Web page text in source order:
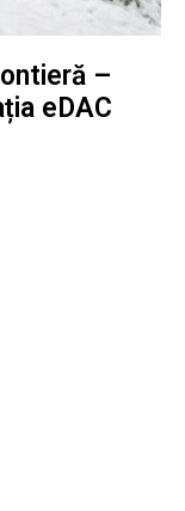
–
eDAC